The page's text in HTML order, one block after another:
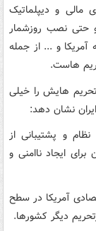
و دیپلماتیک
حتی نصب روزشمار
و ... از جمله
هاست.
هایش را خیلی
نشان دهد:
و پشتیبانی از
ایجاد ناامنی و
آمریکا در سطح
دیگر کشورها.